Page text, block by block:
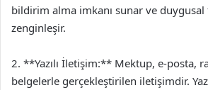
bildirim alma imkanı sunar ve
zenginleşir.
2. **Yazılı İletişim:** Mektup, e-posta,
belgelerle gerçekleştirilen iletişimdir.